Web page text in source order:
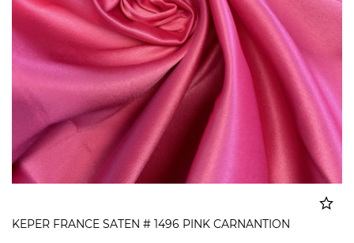
KEPER FRANCE SATEN # 1496 PINK CARNANTION